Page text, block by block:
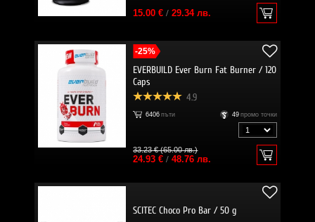
15.00 €/ 29.34 лв.
-25%
EVERBUILD Ever Burn Fat Burner / 120
Caps
4.9
6406 пъти 49 промо точки
33.23 € (65.00 лв.)
24.93 €/ 48.76 лв.
SCITEC Choco Pro Bar / 50 g